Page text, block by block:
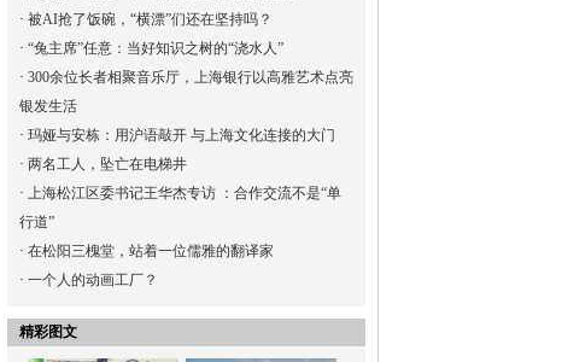
· 被AI抢了饭碗，“横漂”们还在坚持吗？
· “兔主席”任意：当好知识之树的“浇水人”
· 300余位长者相聚音乐厅，上海银行以高雅艺术点亮
银发生活
· 玛娅与安栋：用沪语敲开 与上海文化连接的大门
· 两名工人，坠亡在电梯井
· 上海松江区委书记王华杰专访 ：合作交流不是“单
行道”
· 在松阳三槐堂，站着一位儒雅的翻译家
· 一个人的动画工厂？
精彩图文